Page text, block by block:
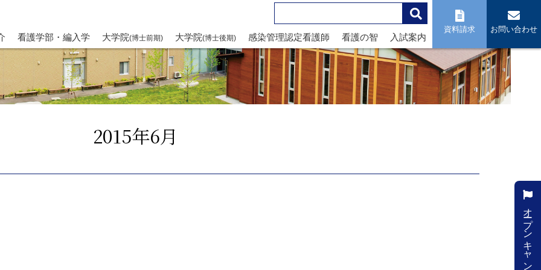
看護学部・編入学 大学院(博士前期) 大学院(博士後期) 感染管理認定看護師 看護の智 入試案内
資料請求 お問い合わせ
2015年6月
オープンキャンパス